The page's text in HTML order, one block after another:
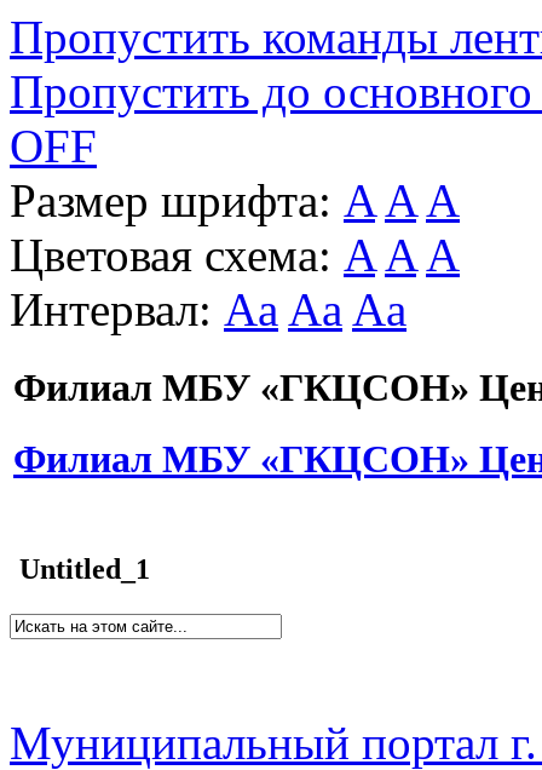
Пропустить команды
Пропустить до основного
OFF
Размер шрифта: A A A
Цветовая схема: A A A
Интервал: Aa Aa Aa
Филиал МБУ «ГКЦСОН»
Филиал МБУ «ГКЦСОН»
Untitled_1
Муниципальный портал